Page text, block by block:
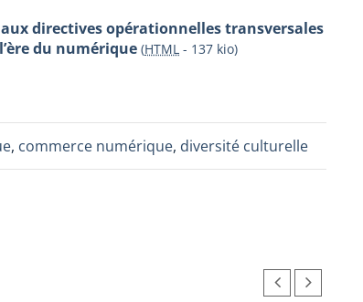
directives opérationnelles transversales
du numérique (HTML - 137 kio)
, commerce numérique, diversité culturelle